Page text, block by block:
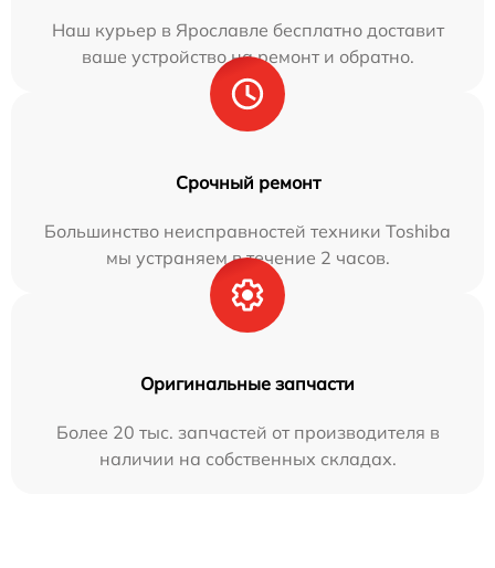
Наш курьер в Ярославле бесплатно доставит
ваше устройство на ремонт и обратно.
Срочный ремонт
Большинство неисправностей техники Toshiba
мы устраняем в течение 2 часов.
Оригинальные запчасти
Более 20 тыс. запчастей от производителя в
наличии на собственных складах.